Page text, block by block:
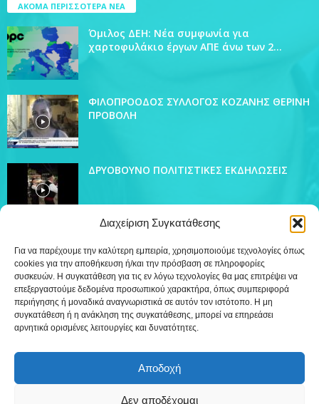
Διαχείριση Συγκατάθεσης
Για να παρέχουμε την καλύτερη εμπειρία, χρησιμοποιούμε τεχνολογίες όπως
cookies για την αποθήκευση ή/και την πρόσβαση σε πληροφορίες
συσκευών. Η συγκατάθεση για τις εν λόγω τεχνολογίες θα μας επιτρέψει να
επεξεργαστούμε δεδομένα προσωπικού χαρακτήρα, όπως συμπεριφορά
περιήγησης ή μοναδικά αναγνωριστικά σε αυτόν τον ιστότοπο. Η μη
συγκατάθεση ή η ανάκληση της συγκατάθεσης, μπορεί να επηρεάσει
αρνητικά ορισμένες λειτουργίες και δυνατότητες.
Αποδοχή
Δεν αποδέχομαι
ΑΚΟΜΑ ΠΕΡΙΣΣΟΤΕΡΑ ΝΕΑ
Όμιλος ΔΕΗ: Νέα συμφωνία για
χαρτοφυλάκιο έργων ΑΠΕ άνω των 2...
ΦΙΛΟΠΡΟΟΔΟΣ ΣΥΛΛΟΓΟΣ ΚΟΖΑΝΗΣ ΘΕΡΙΝΗ
ΠΡΟΒΟΛΗ
ΔΡΥΟΒΟΥΝΟ ΠΟΛΙΤΙΣΤΙΚΕΣ ΕΚΔΗΛΩΣΕΙΣ
ΔΗΜΟΦΙΛΗ ΚΑΤΗΓΟΡΙΑ
Ειδήσεις
Εκπομπές
Τοπικά
Συνεντεύξεις 12